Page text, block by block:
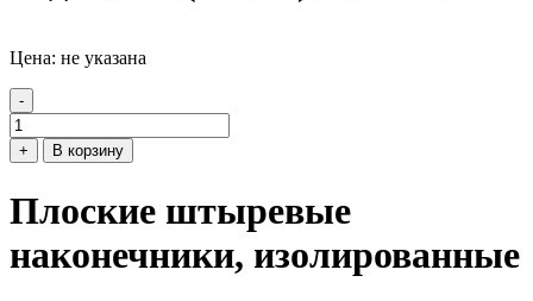
Цена: не указана
-
+ В корзину
Плоские штыревые
наконечники, изолированные